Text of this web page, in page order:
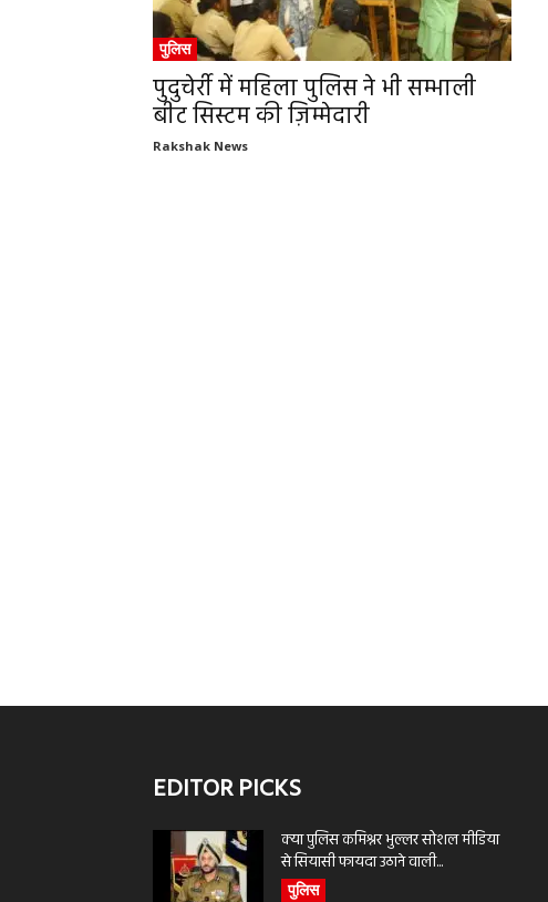
पुलिस
पुदुचेर्री में महिला पुलिस ने भी सम्भाली
बीट सिस्टम की ज़िम्मेदारी
Rakshak News
EDITOR PICKS
क्या पुलिस कमिश्नर भुल्लर सोशल मीडिया
से सियासी फायदा उठाने वाली...
पुलिस